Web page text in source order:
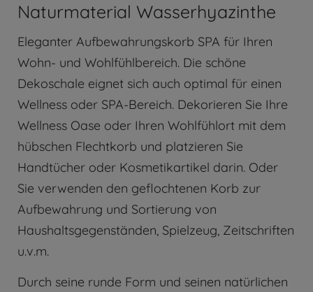
Naturmaterial Wasserhyazinthe
Eleganter Aufbewahrungskorb SPA für Ihren
Wohn- und Wohlfühlbereich. Die schöne
Dekoschale eignet sich auch optimal für einen
Wellness oder SPA-Bereich. Dekorieren Sie Ihre
Wellness Oase oder Ihren Wohlfühlort mit dem
hübschen Flechtkorb und platzieren Sie
Handtücher oder Kosmetikartikel darin. Oder
Sie verwenden den geflochtenen Korb zur
Aufbewahrung und Sortierung von
Haushaltsgegenständen, Spielzeug, Zeitschriften
u.v.m.
Durch seine runde Form und seinen natürlichen